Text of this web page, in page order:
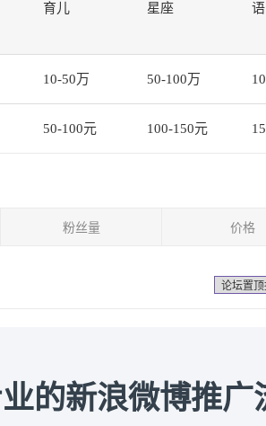
育儿 星座
10-50万 50-100万
50-100元 100-150元
粉丝量 价格
论坛置
的新浪微博推